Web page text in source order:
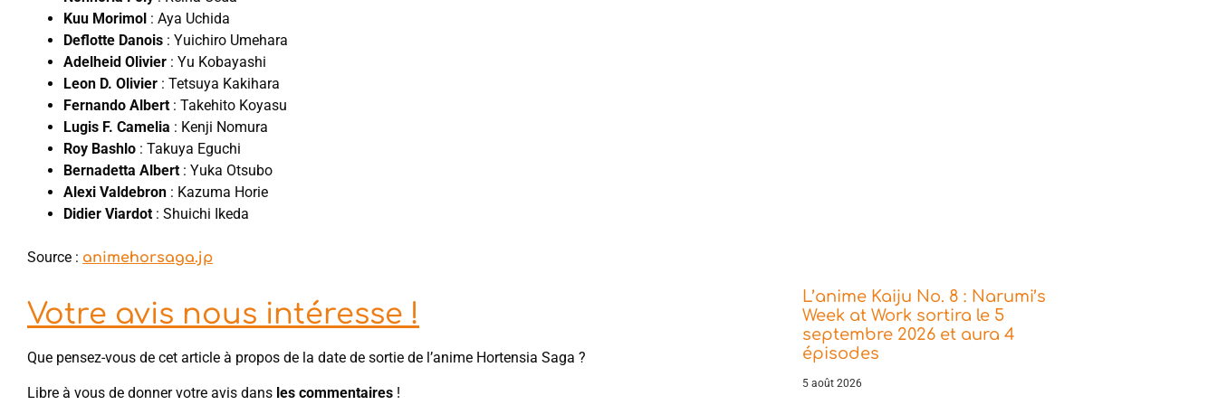
Kuu Morimol : Aya Uchida
Deflotte Danois : Yuichiro Umehara
Adelheid Olivier : Yu Kobayashi
Leon D. Olivier : Tetsuya Kakihara
Fernando Albert : Takehito Koyasu
Lugis F. Camelia : Kenji Nomura
Roy Bashlo : Takuya Eguchi
Bernadetta Albert : Yuka Otsubo
Alexi Valdebron : Kazuma Horie
Didier Viardot : Shuichi Ikeda
Source : animehorsaga.jp
Votre avis nous intéresse !
Que pensez-vous de cet article à propos de la date de sortie de l’anime Hortensia Saga ?
Libre à vous de donner votre avis dans les commentaires !
L’anime Kaiju No. 8 : Narumi’s
Week at Work sortira le 5
septembre 2026 et aura 4
épisodes
5 août 2026